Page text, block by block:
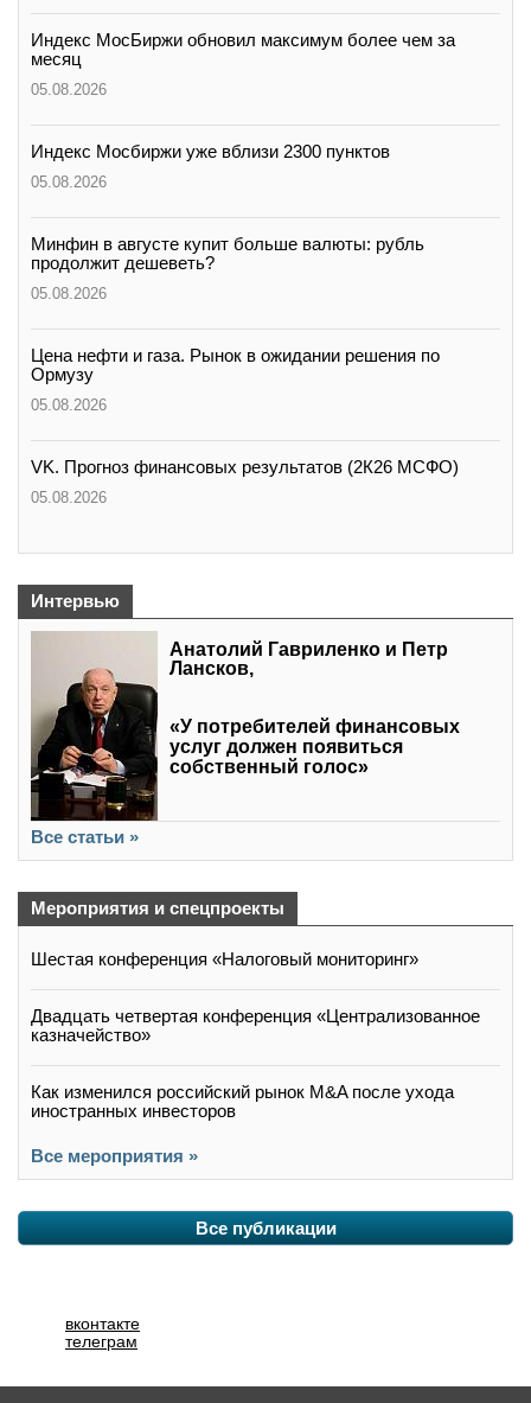
Индекс МосБиржи обновил максимум более чем за
месяц
05.08.2026
Индекс Мосбиржи уже вблизи 2300 пунктов
05.08.2026
Минфин в августе купит больше валюты: рубль
продолжит дешеветь?
05.08.2026
Цена нефти и газа. Рынок в ожидании решения по
Ормузу
05.08.2026
VK. Прогноз финансовых результатов (2К26 МСФО)
05.08.2026
Интервью
Анатолий Гавриленко и Петр
Лансков,
«У потребителей финансовых
услуг должен появиться
собственный голос»
Все статьи »
Мероприятия и спецпроекты
Шестая конференция «Налоговый мониторинг»
Двадцать четвертая конференция «Централизованное
казначейство»
Как изменился российский рынок M&A после ухода
иностранных инвесторов
Все мероприятия »
Все публикации
вконтакте
телеграм